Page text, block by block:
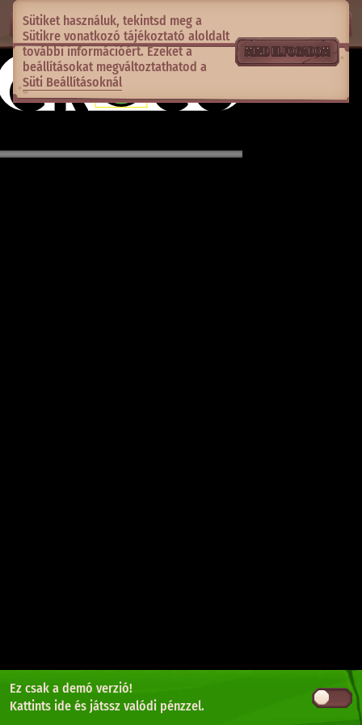
Ez csak a demó verzió!
Kattints ide és játssz valódi pénzzel.
Sütiket használuk, tekintsd meg a
Sütikre vonatkozó tájékoztató aloldalt
további információért. Ezeket a
beállításokat megváltoztathatod a
Süti Beállításoknál
MIND ELFOGADOM